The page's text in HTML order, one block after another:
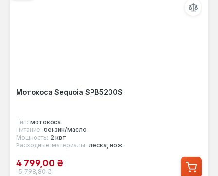
Мотокоса Sequoia SPB5200S
Тип: мотокоса
Питание: бензин/масло
Мощность: 2 квт
Расходные материалы: леска, нож
Цена продажи:
4 799,00 ₴
Обычная цена:
5 798,80 ₴